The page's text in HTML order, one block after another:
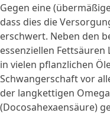
Gegen eine
dass dies die
erschwert. Neben den
essenziellen
in vielen pflanzlichen
Schwangerschaft vor
der langkettigen
(Docosahexaensäure)